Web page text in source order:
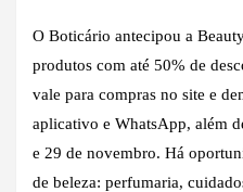
O Boticário antecipou a
produtos com até 50% de
vale para compras no site e
aplicativo e WhatsApp, além
e 29 de novembro. Há
de beleza: perfumaria,